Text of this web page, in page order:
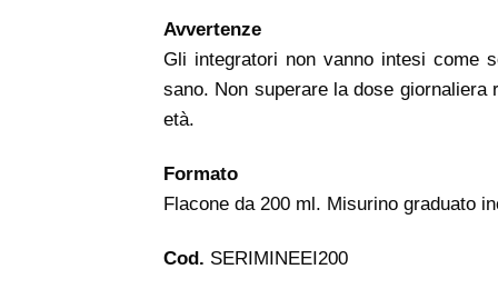
Avvertenze
Gli integratori non vanno intesi come
sano. Non superare la dose
età.
Formato
Flacone da 200 ml. Misurino graduato
Cod. SERIMINEEI200